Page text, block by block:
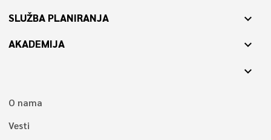
SLUŽBA PLANIRANJA expand_more
AKADEMIJA
expand_more
expand_more
O nama
Vesti